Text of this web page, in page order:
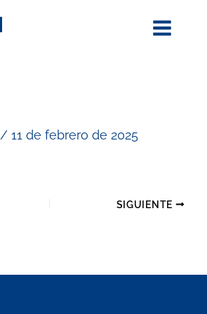
/11 de febrero de 2025
SIGUIENTE